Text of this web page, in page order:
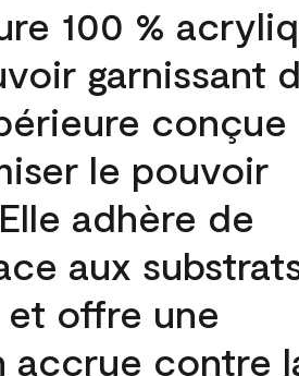
100 %
garnissant
conçue
le pouvoir
adhère de
aux
offre une
accrue contre